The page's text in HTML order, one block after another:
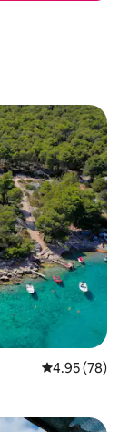
평점 4.95점(5
4.95 (78)